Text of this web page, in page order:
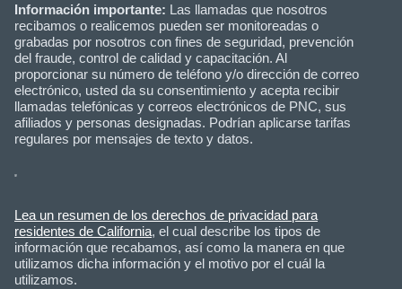
Información importante: Las llamadas que nosotros
recibamos o realicemos pueden ser monitoreadas o
grabadas por nosotros con fines de seguridad, prevención
del fraude, control de calidad y capacitación. Al
proporcionar su número de teléfono y/o dirección de correo
electrónico, usted da su consentimiento y acepta recibir
llamadas telefónicas y correos electrónicos de PNC, sus
afiliados y personas designadas. Podrían aplicarse tarifas
regulares por mensajes de texto y datos.
Lea un resumen de los derechos de privacidad para
residentes de California, el cual describe los tipos de
información que recabamos, así como la manera en que
utilizamos dicha información y el motivo por el cuál la
utilizamos.